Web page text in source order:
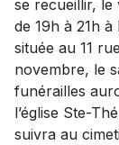
se recueillir, le
de 19h à 21h
située au 11
novembre, le
funérailles
l’église Ste-
suivra au